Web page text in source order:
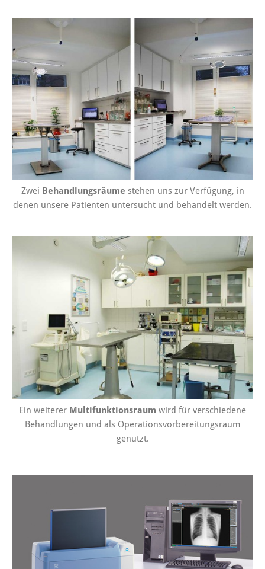
Zwei Behandlungsräume stehen uns zur Verfügung, in
denen unsere Patienten untersucht und behandelt werden.
Ein weiterer Multifunktionsraum wird für verschiedene
Behandlungen und als Operationsvorbereitungsraum
genutzt.